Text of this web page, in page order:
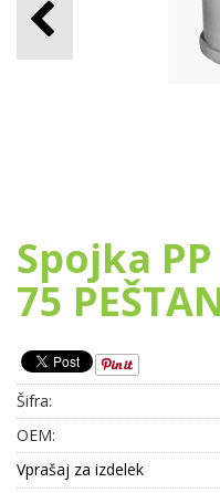
Spojka
75
Šifra:
OEM:
Vprašaj za izdelek